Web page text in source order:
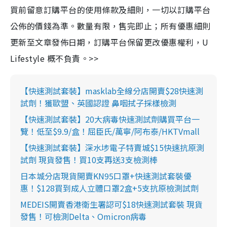
買前留意訂購平台的使用條款及細則，一切以訂購平台
公佈的價錢為準。數量有限，售完即止；所有優惠細則
更新至文章發佈日期，訂購平台保留更改優惠權利，U
Lifestyle 概不負責。>>
【快速測試套裝】masklab全線分店開賣$28快速測
試劑！獲歐盟、英國認證 鼻咽拭子採樣檢測
【快速測試套裝】20大病毒快速測試劑購買平台一
覽！低至$9.9/盒！屈臣氏/萬寧/阿布泰/HKTVmall
【快速測試套裝】深水埗電子特賣城$15快速抗原測
試劑 現貨發售！買10支再送3支檢測棒
日本城分店現貨開賣KN95口罩+快速測試套裝優
惠！$128買到成人立體口罩2盒+5支抗原檢測試劑
MEDEIS開賣香港衛生署認可$18快速測試套裝 現貨
發售！可檢測Delta、Omicron病毒